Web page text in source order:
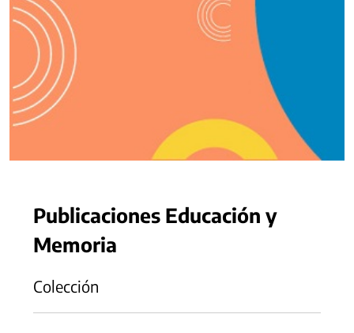
Publicaciones Educación y
Memoria
Colección